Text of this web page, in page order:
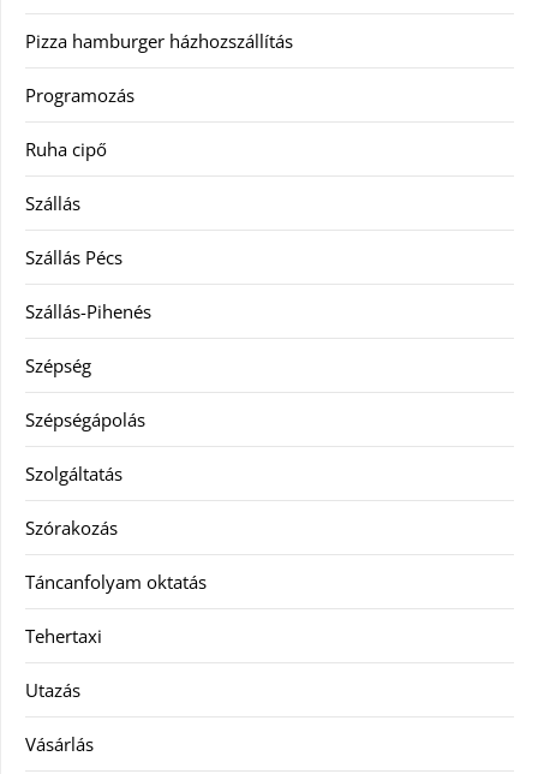
Pizza hamburger házhozszállítás
Programozás
Ruha cipő
Szállás
Szállás Pécs
Szállás-Pihenés
Szépség
Szépségápolás
Szolgáltatás
Szórakozás
Táncanfolyam oktatás
Tehertaxi
Utazás
Vásárlás